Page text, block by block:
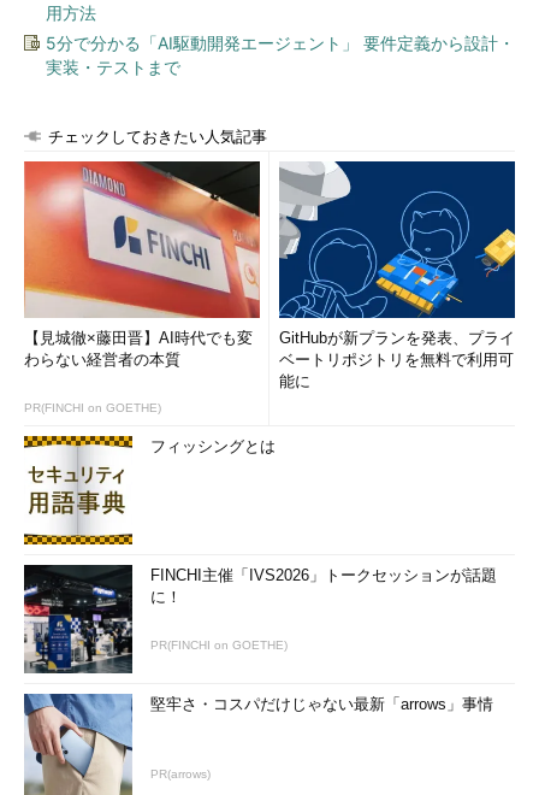
用方法
5分で分かる「AI駆動開発エージェント」 要件定義から設計・
実装・テストまで
チェックしておきたい人気記事
【見城徹×藤田晋】AI時代でも変
わらない経営者の本質
PR(FINCHI on GOETHE)
GitHubが新プランを発表、プライ
ベートリポジトリを無料で利用可
能に
フィッシングとは
FINCHI主催「IVS2026」トークセッションが話題
に！
PR(FINCHI on GOETHE)
堅牢さ・コスパだけじゃない最新「arrows」事情
PR(arrows)